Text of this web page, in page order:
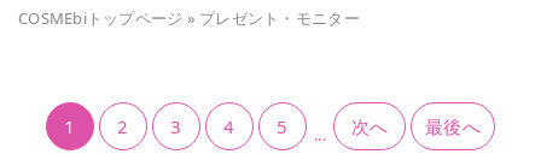
COSMEbiトップページ » プレゼント・モニター
1 2 3 4 5 ... 次へ 最後へ